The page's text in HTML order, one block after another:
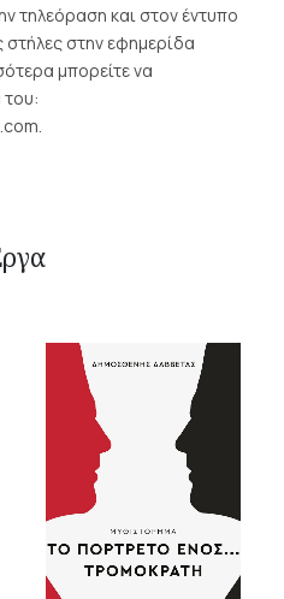
τηλεόραση και στον έντυπο
στήλες στην εφημερίδα
μπορείτε να
του: